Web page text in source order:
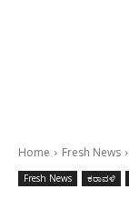
Home Fresh News
Fresh News ಕರಾವಳಿ